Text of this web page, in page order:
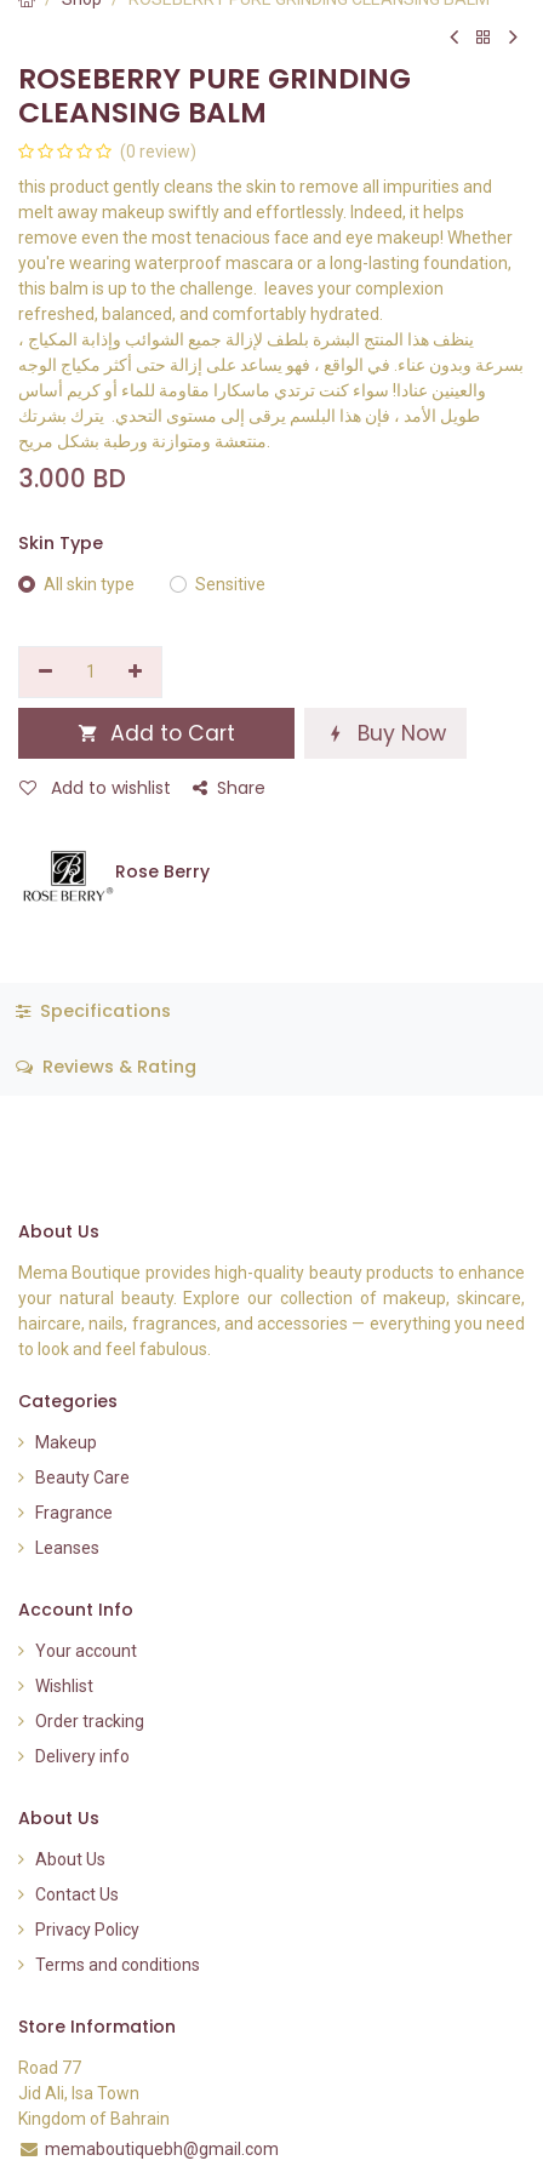
ROSEBERRY PURE GRINDING
CLEANSING BALM
(0 review)
this product gently cleans the skin to remove all impurities and
melt away makeup swiftly and effortlessly. Indeed, it helps
remove even the most tenacious face and eye makeup! Whether
you're wearing waterproof mascara or a long-lasting foundation,
this balm is up to the challenge. leaves your complexion
refreshed, balanced, and comfortably hydrated.
، ينظف هذا المنتج البشرة بلطف لإزالة جميع الشوائب وإذابة المكياج
بسرعة وبدون عناء. في الواقع ، فهو يساعد على إزالة حتى أكثر مكياج الوجه
والعينين عنادا! سواء كنت ترتدي ماسكارا مقاومة للماء أو كريم أساس
طويل الأمد ، فإن هذا البلسم يرقى إلى مستوى التحدي. يترك بشرتك
منتعشة ومتوازنة ورطبة بشكل مريح.
3.000 BD
Skin Type
All skin type Sensitive
Add to Cart Buy Now
Add to wishlist Share
Rose Berry
Specifications
Reviews & Rating
About Us
Mema Boutique provides high-quality beauty products to enhance
your natural beauty. Explore our collection of makeup, skincare,
haircare, nails, fragrances, and accessories — everything you need
to look and feel fabulous.
Categories
Makeup
Beauty Care
Fragrance
Leanses
Account Info
Your account
Wishlist
Order tracking
Delivery info
About Us
About Us
Contact Us
Privacy Policy
Terms and conditions
Store Information
Road 77
Jid Ali, Isa Town
Kingdom of Bahrain
memaboutiquebh@gmail.com